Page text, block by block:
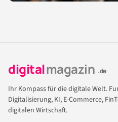
digitalmagazin .de
Ihr Kompass für die digitale Welt.
Digitalisierung, KI, E-Commerce,
digitalen Wirtschaft.